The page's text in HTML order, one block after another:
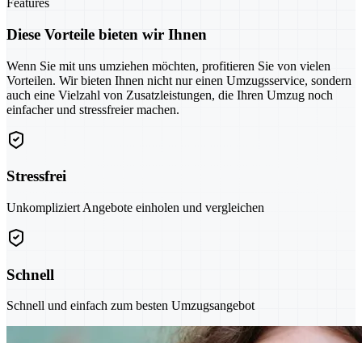
Features
Diese Vorteile bieten wir Ihnen
Wenn Sie mit uns umziehen möchten, profitieren Sie von vielen
Vorteilen. Wir bieten Ihnen nicht nur einen Umzugsservice, sondern
auch eine Vielzahl von Zusatzleistungen, die Ihren Umzug noch
einfacher und stressfreier machen.
Stressfrei
Unkompliziert Angebote einholen und vergleichen
Schnell
Schnell und einfach zum besten Umzugsangebot